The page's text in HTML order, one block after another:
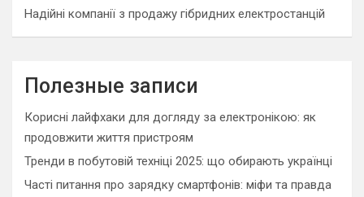
Надійні компанії з продажу гібридних електростанцій
Полезные записи
Корисні лайфхаки для догляду за електронікою: як
продовжити життя пристроям
Тренди в побутовій техніці 2025: що обирають українці
Часті питання про зарядку смартфонів: міфи та правда